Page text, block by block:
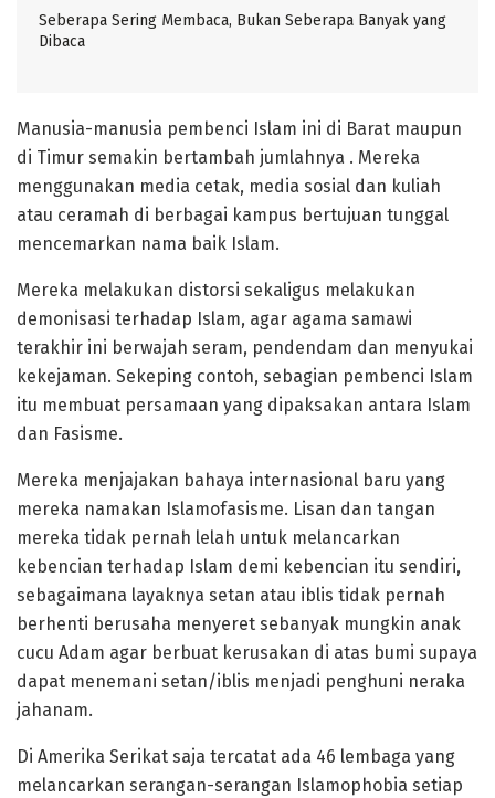
Seberapa Sering Membaca, Bukan Seberapa Banyak yang
Dibaca
Manusia-manusia pembenci Islam ini di Barat maupun
di Timur semakin bertambah jumlahnya . Mereka
menggunakan media cetak, media sosial dan kuliah
atau ceramah di berbagai kampus bertujuan tunggal
mencemarkan nama baik Islam.
Mereka melakukan distorsi sekaligus melakukan
demonisasi terhadap Islam, agar agama samawi
terakhir ini berwajah seram, pendendam dan menyukai
kekejaman. Sekeping contoh, sebagian pembenci Islam
itu membuat persamaan yang dipaksakan antara Islam
dan Fasisme.
Mereka menjajakan bahaya internasional baru yang
mereka namakan Islamofasisme. Lisan dan tangan
mereka tidak pernah lelah untuk melancarkan
kebencian terhadap Islam demi kebencian itu sendiri,
sebagaimana layaknya setan atau iblis tidak pernah
berhenti berusaha menyeret sebanyak mungkin anak
cucu Adam agar berbuat kerusakan di atas bumi supaya
dapat menemani setan/iblis menjadi penghuni neraka
jahanam.
Di Amerika Serikat saja tercatat ada 46 lembaga yang
melancarkan serangan-serangan Islamophobia setiap